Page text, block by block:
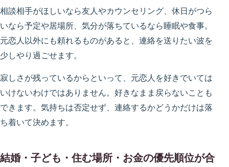
相談相手がほしいなら友人やカウンセリング、休日がつら
いなら予定や居場所、気分が落ちているなら睡眠や食事。
元恋人以外にも頼れるものがあると、連絡を送りたい波を
少しやり過ごせます。
寂しさが残っているからといって、元恋人を好きでいては
いけないわけではありません。好きなまま戻らないことも
できます。気持ちは否定せず、連絡するかどうかだけは落
ち着いて決めます。
結婚・子ども・住む場所・お金の優先順位が合